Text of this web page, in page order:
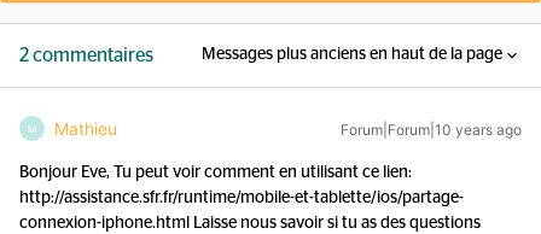
2 commentaires Messages plus anciens en haut de la page
M Mathieu Forum|Forum|10 years ago
Bonjour Eve, Tu peut voir comment en utilisant ce lien:
http://assistance.sfr.fr/runtime/mobile-et-tablette/ios/partage-
connexion-iphone.html Laisse nous savoir si tu as des questions